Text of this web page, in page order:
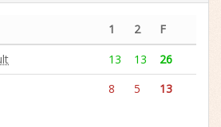
1 2
F
13 13
26
8 5 13